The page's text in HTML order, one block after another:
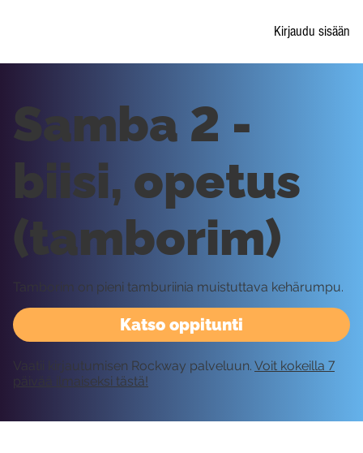
Kirjaudu sisään
Katso oppitunti
Samba 2 -
biisi, opetus
(tamborim)
Tamborim on pieni tamburiinia muistuttava kehärumpu.
Vaatii kirjautumisen Rockway palveluun. Voit kokeilla 7
päivää ilmaiseksi tästä!